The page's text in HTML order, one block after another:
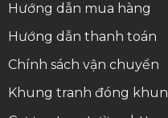
Hướng dẫn mua hàng
Hướng dẫn thanh toán
Chính sách vận chuyển
Khung tranh đóng